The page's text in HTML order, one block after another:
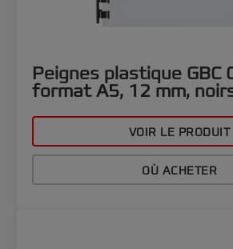
Peignes plastique GBC
format A5, 12 mm,
VOIR LE PRODUIT
OÙ ACHETER